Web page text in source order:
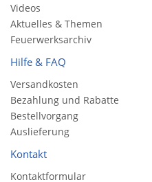
Videos
Aktuelles & Themen
Feuerwerksarchiv
Hilfe & FAQ
Versandkosten
Bezahlung und Rabatte
Bestellvorgang
Auslieferung
Kontakt
Kontaktformular